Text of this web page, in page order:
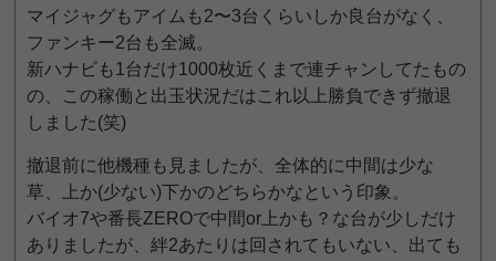
マイジャグもアイムも2〜3台くらいしか良台がなく、
ファンキー2台も全滅。
新ハナビも1台だけ1000枚近くまで連チャンしてたもの
の、この稼働と出玉状況だはこれ以上勝負できず撤退
しました(笑)
撤退前に他機種も見ましたが、全体的に中間は少な
草、上か(少ない)下かのどちらかなという印象。
バイオ7や番長ZEROで中間or上かも？な台が少しだけ
ありましたが、絆2あたりは回されてもいない、出ても